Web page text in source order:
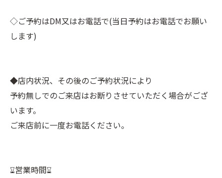
◇ご予約はDM又はお電話で(当日予約はお電話でお願い
します)⠀
◆店内状況、その後のご予約状況により⠀
予約無しでのご来店はお断りさせていただく場合がござ
います。⠀
ご来店前に一度お電話ください。⠀
⌛︎営業時間⌛︎⠀